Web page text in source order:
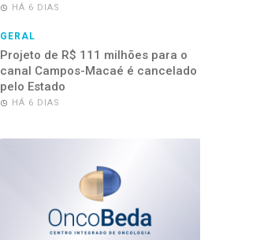
HÁ 6 DIAS
GERAL
Projeto de R$ 111 milhões para o
canal Campos-Macaé é cancelado
pelo Estado
HÁ 6 DIAS